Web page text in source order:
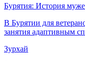
Бурятия: История
В Бурятии для
занятия адаптивным
Зурхай